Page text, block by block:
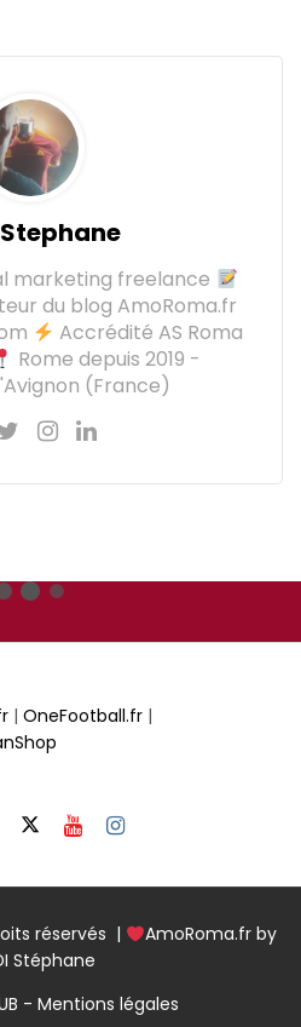
marketing freelance
du blog AmoRoma.fr
Accrédité AS Roma
Rome depuis 2019 -
(France)
| OneFootball.fr |
réservés |
AmoRoma.fr by
Stéphane
- Mentions légales